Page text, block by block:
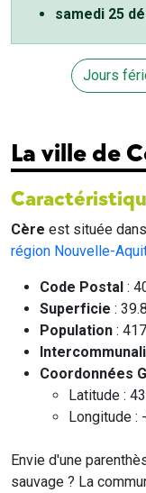
samedi 25
Jours
La ville de
Cère est située
région Nouvelle-
Code Postal :
Superficie :
Population :
Coordonnées
Latitude :
Longitude :
Envie d'une
sauvage ? La